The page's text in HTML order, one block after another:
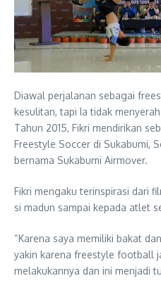
Diawal perjalanan sebagai
kesulitan, tapi Ia tidak
Tahun 2015, Fikri mendirikan
Freestyle Soccer di Sukabumi,
bernama Sukabumi Airmover.
Fikri mengaku terinspirasi dari
si madun sampai kepada atlet
“Karena saya memiliki bakat
yakin karena freestyle football
melakukannya dan ini menjadi